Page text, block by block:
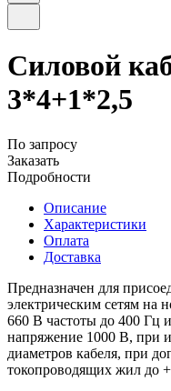
Силовой
3*4+1*2,5
По запросу
Заказать
Подробности
Описание
Характеристики
Оплата
Доставка
Предназначен для
электрическим сетям на
660 В частоты до 400 Гц
напряжение 1000 В, при
диаметров кабеля, при
токопроводящих жил до